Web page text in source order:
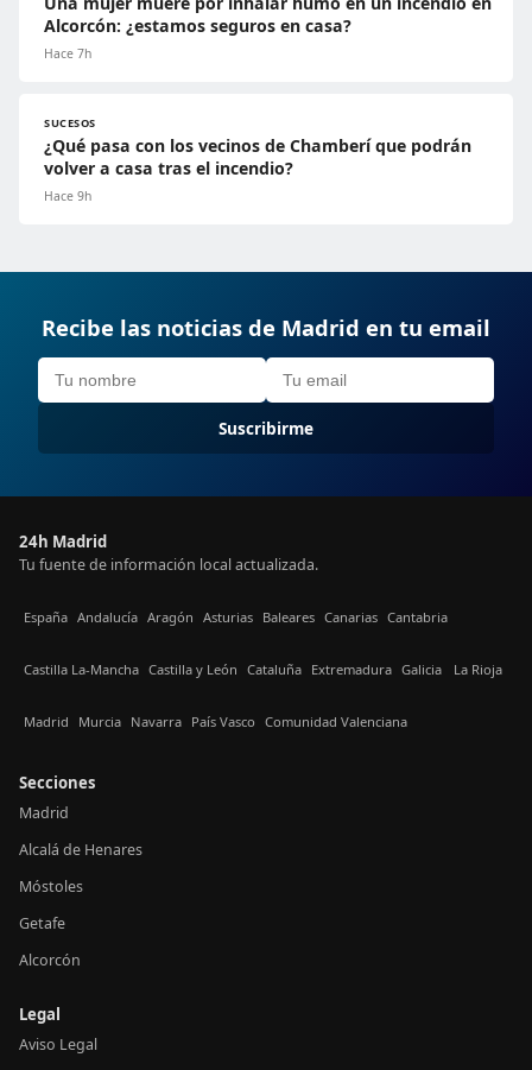
Alcorcón: ¿estamos seguros en casa?
Hace 7h
SUCESOS
¿Qué pasa con los vecinos de Chamberí que podrán
volver a casa tras el incendio?
Hace 9h
Recibe las noticias de Madrid en tu email
Suscribirme
24h Madrid
Tu fuente de información local actualizada.
España Andalucía Aragón Asturias Baleares Canarias Cantabria
Castilla La-Mancha Castilla y León Cataluña Extremadura Galicia La Rioja
Madrid Murcia Navarra País Vasco Comunidad Valenciana
Secciones
Madrid
Alcalá de Henares
Móstoles
Getafe
Alcorcón
Legal
Aviso Legal